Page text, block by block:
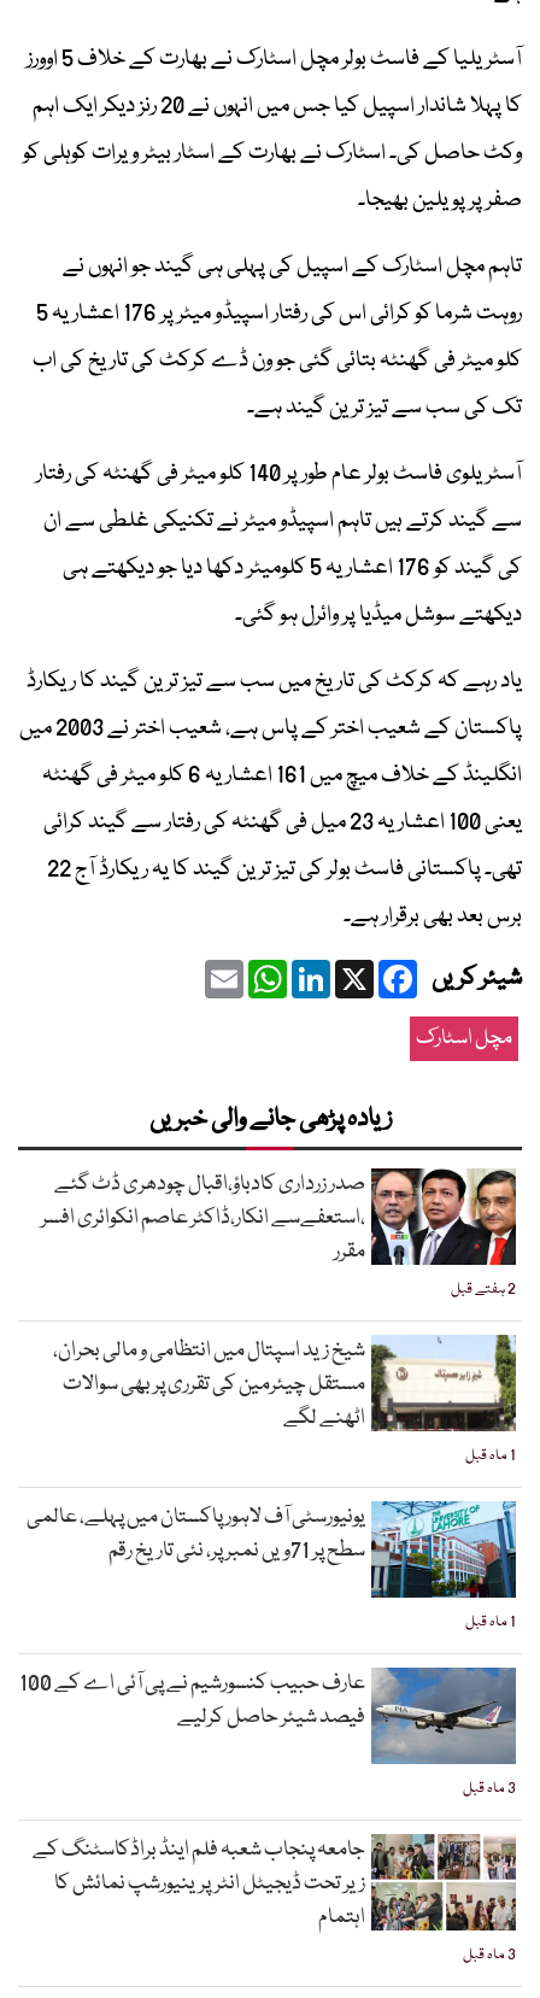
آسٹریلیا کے فاسٹ بولر مچل اسٹارک نے بھارت کے خلاف 5 اوورز
کا پہلا شاندار اسپیل کیا جس میں انہوں نے 20 رنز دیکر ایک اہم
وکٹ حاصل کی۔ اسٹارک نے بھارت کے اسٹار بیٹر ویرات کوہلی کو
صفر پر پویلین بھیجا۔
تاہم مچل اسٹارک کے اسپیل کی پہلی ہی گیند جو انہوں نے
روہت شرما کو کرائی اس کی رفتار اسپیڈو میٹر پر 176 اعشاریہ 5
کلو میٹر فی گھنٹہ بتائی گئی جو ون ڈے کرکٹ کی تاریخ کی اب
تک کی سب سے تیز ترین گیند ہے۔
آسٹریلوی فاسٹ بولر عام طور پر 140 کلو میٹر فی گھنٹہ کی رفتار
سے گیند کرتے ہیں تاہم اسپیڈو میٹر نے تکنیکی غلطی سے ان
کی گیند کو 176 اعشاریہ 5 کلومیٹر دکھا دیا جو دیکھتے ہی
دیکھتے سوشل میڈیا پر وائرل ہو گئی۔
یاد رہے کہ کرکٹ کی تاریخ میں سب سے تیز ترین گیند کا ریکارڈ
پاکستان کے شعیب اختر کے پاس ہے، شعیب اختر نے 2003 میں
انگلینڈ کے خلاف میچ میں 161 اعشاریہ 6 کلو میٹر فی گھنٹہ
یعنی 100 اعشاریہ 23 میل فی گھنٹہ کی رفتار سے گیند کرائی
تھی۔ پاکستانی فاسٹ بولر کی تیز ترین گیند کا یہ ریکارڈ آج 22
برس بعد بھی برقرار ہے۔
شیئر کریں Facebook
X
LinkedIn
WhatsApp
Email
مچل اسٹارک
زیادہ پڑھی جانے والی خبریں
2 ہفتے قبل
صدر زرداری کادباؤ،اقبال چودھری ڈٹ گئے
،استعفےسے انکار،ڈاکٹر عاصم انکوائری افسر
مقرر
1 ماہ قبل
شیخ زید اسپتال میں انتظامی و مالی بحران،
مستقل چیئرمین کی تقرری پر بھی سوالات
اٹھنے لگے
1 ماہ قبل
یونیورسٹی آف لاہور پاکستان میں پہلے، عالمی
سطح پر 71ویں نمبر پر، نئی تاریخ رقم
3 ماہ قبل
عارف حبیب کنسورشیم نے پی آئی اے کے 100
فیصد شیئر حاصل کرلیے
3 ماہ قبل
جامعہ پنجاب شعبہ فلم اینڈ براڈکاسٹنگ کے
زیر تحت ڈیجیٹل انٹرپرینیورشپ نمائش کا
اہتمام